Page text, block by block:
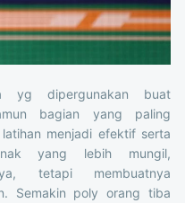
yg dipergunakan buat
bagian yang paling
menjadi efektif serta
yang lebih mungil,
tetapi membuatnya
Semakin poly orang tiba